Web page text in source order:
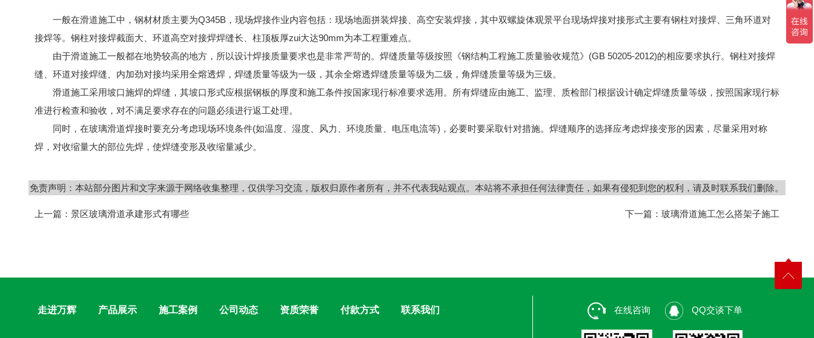
一般在滑道施工中，钢材材质主要为Q345B，现场焊接作业内容包括：现场地面拼装焊接、高空安装焊接，其中双螺旋体观景平台现场焊接对接形式主要有钢柱对接焊、三角环道对
接焊等。钢柱对接焊截面大、环道高空对接焊焊缝长、柱顶板厚zui大达90mm为本工程重难点。
由于滑道施工一般都在地势较高的地方，所以设计焊接质量要求也是非常严苛的。焊缝质量等级按照《钢结构工程施工质量验收规范》(GB 50205-2012)的相应要求执行。钢柱对接焊
缝、环道对接焊缝、内加劲对接均采用全熔透焊，焊缝质量等级为一级，其余全熔透焊缝质量等级为二级，角焊缝质量等级为三级。
滑道施工采用坡口施焊的焊缝，其坡口形式应根据钢板的厚度和施工条件按国家现行标准要求选用。所有焊缝应由施工、监理、质检部门根据设计确定焊缝质量等级，按照国家现行标
准进行检查和验收，对不满足要求存在的问题必须进行返工处理。
同时，在玻璃滑道焊接时要充分考虑现场环境条件(如温度、湿度、风力、环境质量、电压电流等)，必要时要采取针对措施。焊缝顺序的选择应考虑焊接变形的因素，尽量采用对称
焊，对收缩量大的部位先焊，使焊缝变形及收缩量减少。
免责声明：本站部分图片和文字来源于网络收集整理，仅供学习交流，版权归原作者所有，并不代表我站观点。本站将不承担任何法律责任，如果有侵犯到您的权利，请及时联系我们删除。
上一篇： 景区玻璃滑道承建形式有哪些 下一篇： 玻璃滑道施工怎么搭架子施工
走进万辉 产品展示 施工案例 公司动态 资质荣誉 付款方式 联系我们 在线咨询 QQ交谈下单